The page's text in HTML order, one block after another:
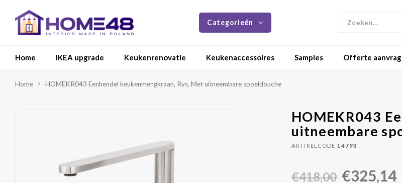
Categorieën
Home IKEA upgrade Keukenrenovatie Keukenaccessoires Samples Offerte
Home HOMEKR043 Eenhendel keukenmengkraan, Rvs, Met uitneembare spoeldouche
HOMEKR043
uitneembare
ARTIKELCODE 14793
€418,00 €325,14